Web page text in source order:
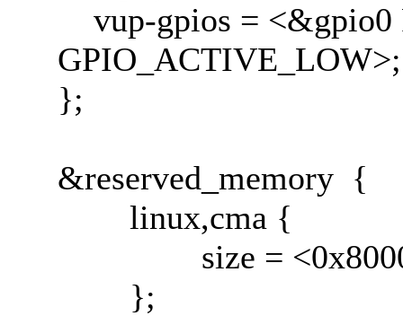
vup-gpios = <&gpio0
GPIO_ACTIVE_LOW>;
};
&reserved_memory {
linux,cma {
size =
};